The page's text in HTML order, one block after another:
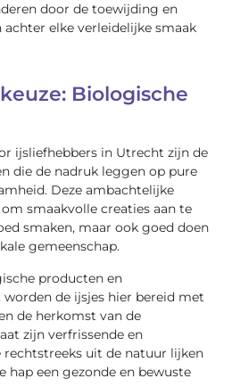
door de toewijding en
elke verleidelijke smaak
Biologische
ijsliefhebbers in Utrecht zijn de
die de nadruk leggen op pure
Deze ambachtelijke
smaakvolle creaties aan te
smaken, maar ook goed doen
gemeenschap.
producten en
de ijsjes hier bereid met
de herkomst van de
zijn verfrissende en
rechtstreeks uit de natuur lijken
hap een gezonde en bewuste